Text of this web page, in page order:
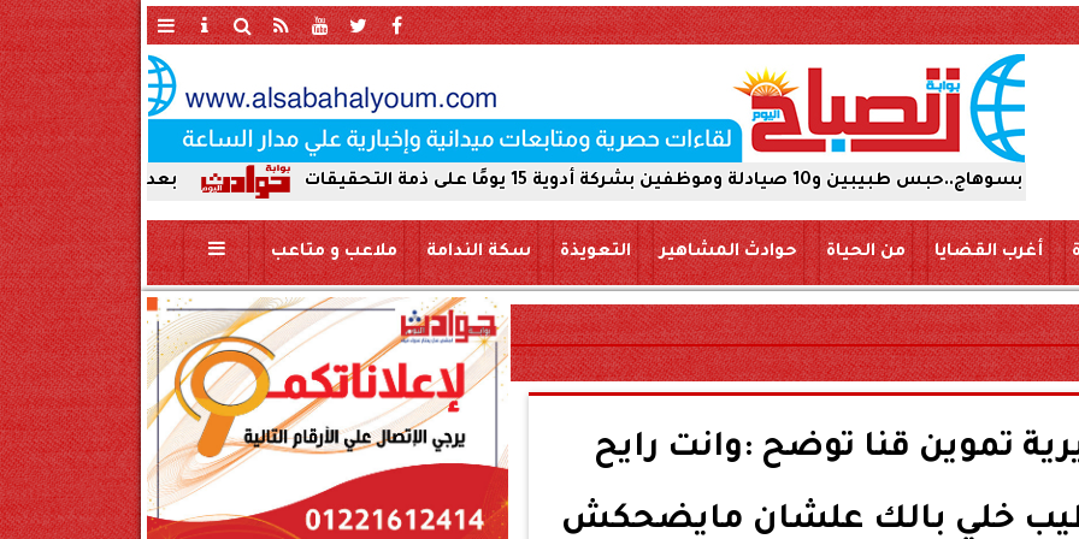
بعد ضبط حمير مذبوحة في أدوية 15 يومًا على ذمة التحقيقات
أغرب القضايا من الحياة حوادث المشاهير التعويذة سكة الندامة ملاعب و متاعب
تموين قنا توضح :وانت رايح
خلي بالك علشان مايضحكش